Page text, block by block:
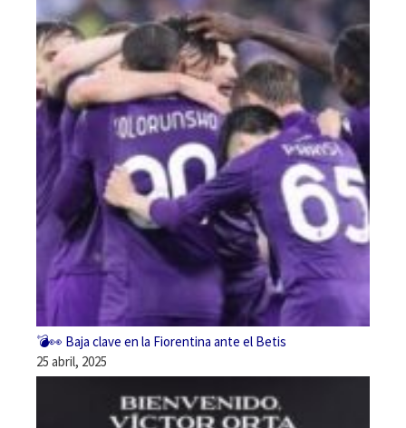
💣👀 Baja clave en la Fiorentina ante el Betis
25 abril, 2025